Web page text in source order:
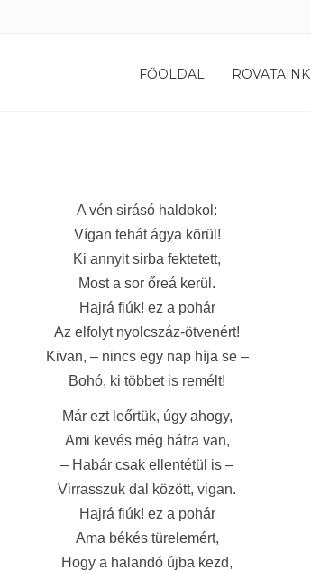
FŐOLDAL ROVATAINK
A vén sirásó haldokol:
Vígan tehát ágya körül!
Ki annyit sirba fektetett,
Most a sor őreá kerül.
Hajrá fiúk! ez a pohár
Az elfolyt nyolcszáz-ötvenért!
Kivan, – nincs egy nap híja se –
Bohó, ki többet is remélt!
Már ezt leőrtük, úgy ahogy,
Ami kevés még hátra van,
– Habár csak ellentétül is –
Virrasszuk dal között, vigan.
Hajrá fiúk! ez a pohár
Ama békés türelemért,
Hogy a halandó újba kezd,